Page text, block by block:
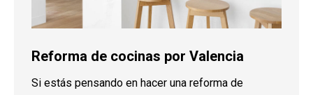
Reforma de cocinas por Valencia
Si estás pensando en hacer una reforma de